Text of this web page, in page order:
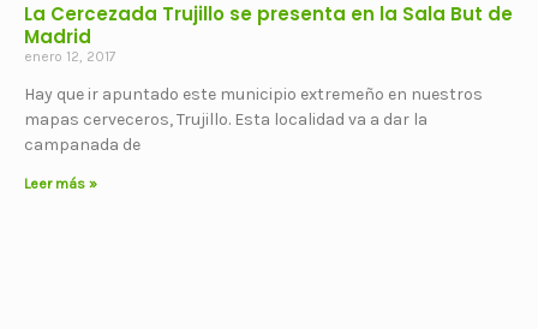
La Cercezada Trujillo se presenta en la Sala But de
Madrid
enero 12, 2017
Hay que ir apuntado este municipio extremeño en nuestros
mapas cerveceros, Trujillo. Esta localidad va a dar la
campanada de
Leer más »